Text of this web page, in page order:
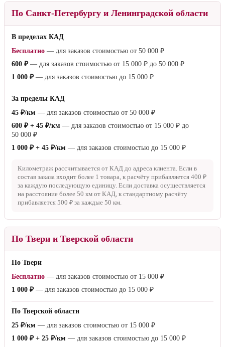
По Санкт-Петербургу и Ленинградской области
В пределах КАД
Бесплатно — для заказов стоимостью от 50 000 ₽
600 ₽— для заказов стоимостью от 15 000 ₽ до 50 000 ₽
1 000 ₽— для заказов стоимостью до 15 000 ₽
За пределы КАД
45 ₽/км — для заказов стоимостью от 50 000 ₽
600 ₽ + 45 ₽/км — для заказов стоимостью от 15 000 ₽ до
50 000 ₽
1 000 ₽ + 45 ₽/км — для заказов стоимостью до 15 000 ₽
Километраж рассчитывается от КАД до адреса клиента. Если в
состав заказа входит более 1 товара, к расчёту прибавляется 400 ₽
за каждую последующую единицу. Если доставка осуществляется
на расстояние более 50 км от КАД, к стандартному расчёту
прибавляется 500 ₽ за каждые 50 км.
По Твери и Тверской области
По Твери
Бесплатно — для заказов стоимостью от 15 000 ₽
1 000 ₽— для заказов стоимостью до 15 000 ₽
По Тверской области
25 ₽/км — для заказов стоимостью от 15 000 ₽
1 000 ₽ + 25 ₽/км — для заказов стоимостью до 15 000 ₽